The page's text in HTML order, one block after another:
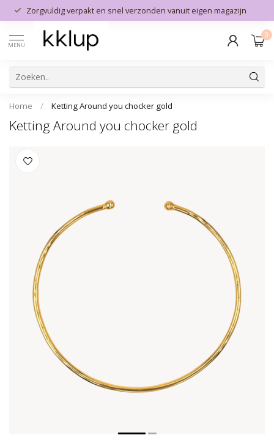
Zorgvuldig verpakt en snel verzonden vanuit eigen magazijn
MENU
0
Home / Ketting Around you chocker gold
Ketting Around you chocker gold